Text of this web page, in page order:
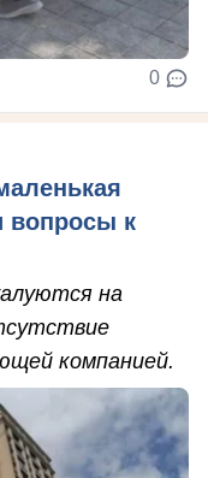
0
вопросы к
на
компанией.